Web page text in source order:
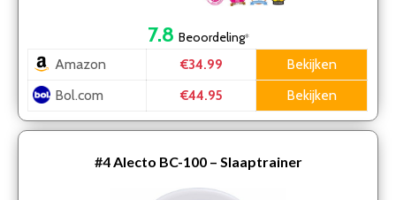
7.8 Beoordeling*
Amazon €34.99
Bekijken
Bol.com
€44.95 Bekijken
#4Alecto BC-100 – Slaaptrainer